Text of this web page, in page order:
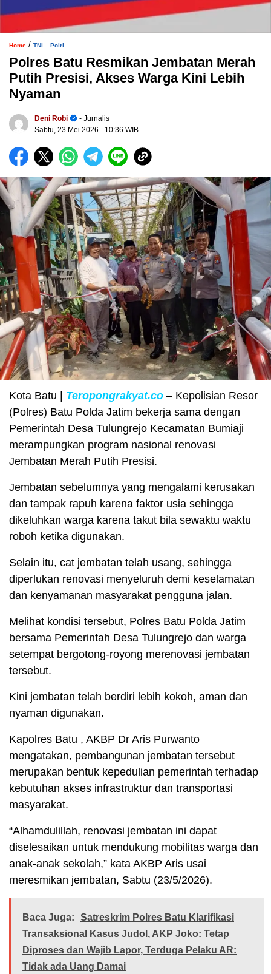
Home / TNI – Polri
Polres Batu Resmikan Jembatan Merah
Putih Presisi, Akses Warga Kini Lebih
Nyaman
Deni Robi
- Jurnalis
Sabtu, 23 Mei 2026 - 10:36 WIB
Kota Batu | Teropongrakyat.co – Kepolisian Resor
(Polres) Batu Polda Jatim bekerja sama dengan
Pemerintah Desa Tulungrejo Kecamatan Bumiaji
merampungkan program nasional renovasi
Jembatan Merah Putih Presisi.
Jembatan sebelumnya yang mengalami kerusakan
dan tampak rapuh karena faktor usia sehingga
dikeluhkan warga karena takut bila sewaktu waktu
roboh ketika digunakan.
Selain itu, cat jembatan telah usang, sehingga
diperlukan renovasi menyeluruh demi keselamatan
dan kenyamanan masyarakat pengguna jalan.
Melihat kondisi tersebut, Polres Batu Polda Jatim
bersama Pemerintah Desa Tulungrejo dan warga
setempat bergotong-royong merenovasi jembatan
tersebut.
Kini jembatan telah berdiri lebih kokoh, aman dan
nyaman digunakan.
Kapolres Batu , AKBP Dr Aris Purwanto
mengatakan, pembangunan jembatan tersebut
merupakan bentuk kepedulian pemerintah terhadap
kebutuhan akses infrastruktur dan transportasi
masyarakat.
“Alhamdulillah, renovasi jembatan ini dapat
diselesaikan untuk mendukung mobilitas warga dan
anak-anak sekolah,” kata AKBP Aris usai
meresmikan jembatan, Sabtu (23/5/2026).
Baca Juga:
Satreskrim Polres Batu Klarifikasi
Transaksional Kasus Judol, AKP Joko: Tetap
Diproses dan Wajib Lapor, Terduga Pelaku AR:
Tidak ada Uang Damai